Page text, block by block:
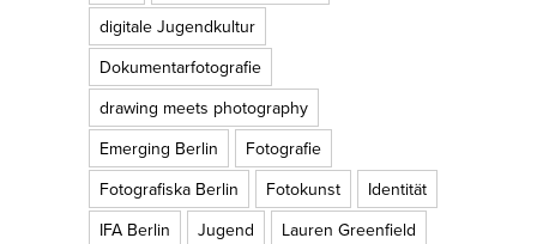
digitale Jugendkultur
Dokumentarfotografie
drawing meets photography
Emerging Berlin
Fotografie
Fotografiska Berlin
Fotokunst
Identität
IFA Berlin
Jugend
Lauren Greenfield